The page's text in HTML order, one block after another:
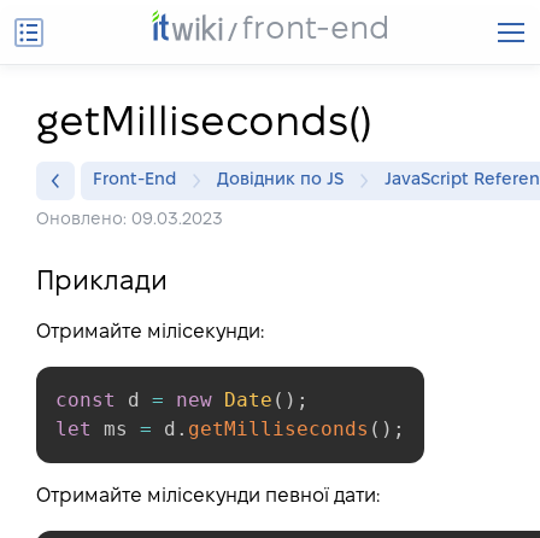
front-end
getMilliseconds()
Front-End Довідник по JS JavaScript
Оновлено: 09.03.2023
Приклади
Отримайте мілісекунди:
const d = new Date ( ) ;
let
ms = d . getMilliseconds ( ) ;
Отримайте мілісекунди певної дати: